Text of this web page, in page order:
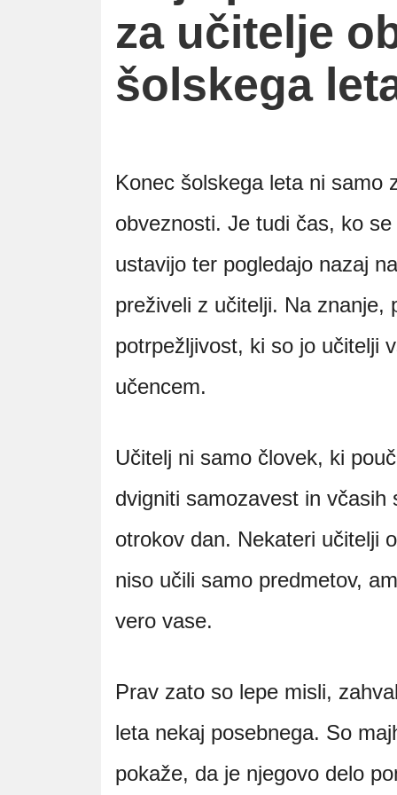
za učitelje
šolskega
Konec šolskega leta ni samo
obveznosti. Je tudi čas, ko
ustavijo ter pogledajo nazaj
preživeli z učitelji. Na znanje,
potrpežljivost, ki so jo učitelji
učencem.
Učitelj ni samo človek, ki
dvigniti samozavest in
otrokov dan. Nekateri učitelji
niso učili samo predmetov,
vero vase.
Prav zato so lepe misli,
leta nekaj posebnega. So
pokaže, da je njegovo delo